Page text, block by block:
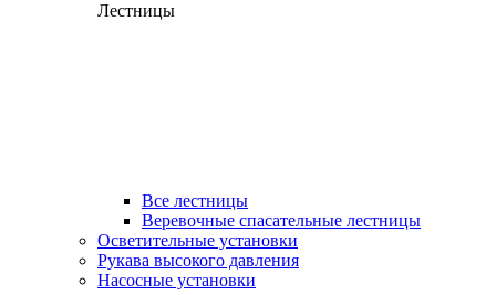
Лестницы
Все лестницы
Веревочные спасательные лестницы
Осветительные установки
Рукава высокого давления
Насосные установки